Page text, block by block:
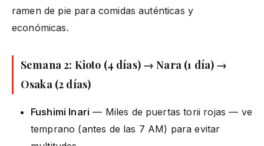
ramen de pie para comidas auténticas y
económicas.
Semana 2: Kioto (4 días) → Nara (1 día) →
Osaka (2 días)
Fushimi Inari — Miles de puertas torii rojas — ve
temprano (antes de las 7 AM) para evitar